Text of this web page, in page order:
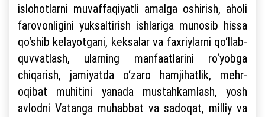
islohotlarni muvaffaqiyatli amalga oshirish, aholi
farovonligini yuksaltirish ishlariga munosib hissa
qo‘shib kelayotgani, keksalar va faxriylarni qo‘llab-
quvvatlash, ularning manfaatlarini ro‘yobga
chiqarish, jamiyatda o‘zaro hamjihatlik, mehr-
oqibat muhitini yanada mustahkamlash, yosh
avlodni Vatanga muhabbat va sadoqat, milliy va